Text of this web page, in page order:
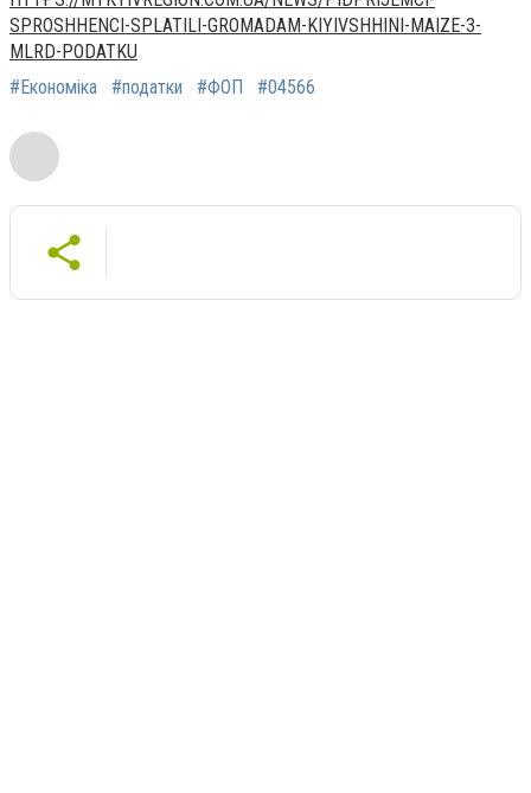
SPROSHHENCI-SPLATILI-GROMADAM-KIYIVSHHINI-MAIZE-3-
MLRD-PODATKU
#Економіка
#податки #ФОП #04566